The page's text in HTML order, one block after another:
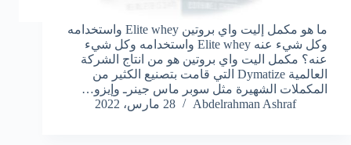
ما هو مكمل إليت واي بروتين Elite whey واستخدامه
وكل شيء عنه Elite whey واستخدامه وكل شيء
عنه؟ مكمل اليت واي بروتين هو من انتاج الشركة
العالمية Dymatize التي قامت بتصنيع الكثير من
المكملات الشهيرة مثل سوبر ماس جينرـ وإيزو…
Abdelrahman Ashraf
28 مارس، 2022